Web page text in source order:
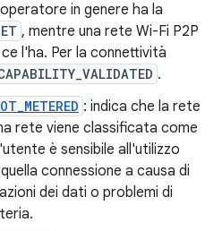
in genere ha la
, mentre una rete Wi-Fi P2P
l'ha. Per la connettività
.
: indica che la rete
rete viene classificata come
è sensibile all'utilizzo
connessione a causa di
dei dati o problemi di